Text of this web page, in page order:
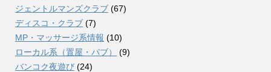
ジェントルマンズクラブ (67)
ディスコ・クラブ (7)
MP・マッサージ系情報 (10)
ローカル系（置屋・パブ）
(9)
バンコク夜遊び (24)